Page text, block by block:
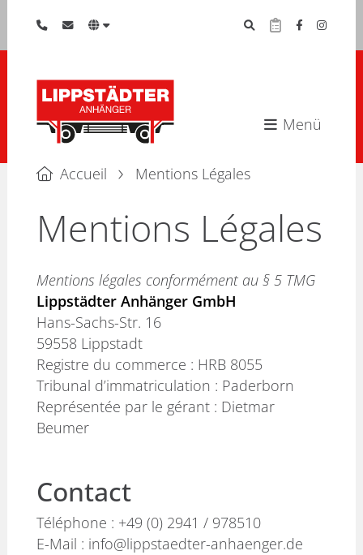
Menü
Accueil Mentions Légales
Mentions Légales
Mentions légales conformément au § 5 TMG
Lippstädter Anhänger GmbH
Hans-Sachs-Str. 16
59558 Lippstadt
Registre du commerce : HRB 8055
Tribunal d’immatriculation : Paderborn
Représentée par le gérant : Dietmar
Beumer
Contact
Téléphone : +49 (0) 2941 / 978510
E-Mail : info@lippstaedter-anhaenger.de